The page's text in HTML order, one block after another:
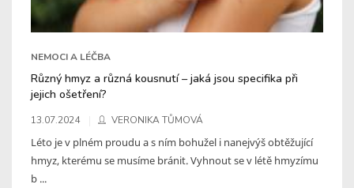
NEMOCI A LÉČBA
Různý hmyz a různá kousnutí – jaká jsou specifika při
jejich ošetření?
13.07.2024 VERONIKA TŮMOVÁ
Léto je v plném proudu a s ním bohužel i nanejvýš obtěžující
hmyz, kterému se musíme bránit. Vyhnout se v létě hmyzímu
b ...